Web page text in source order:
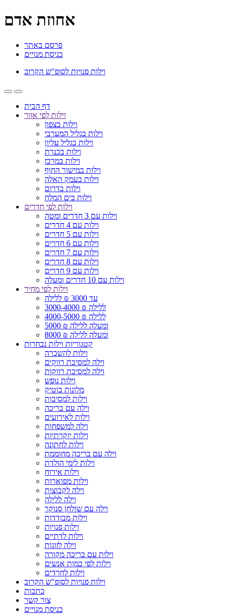
אחוזת אדם
פרסם באתר
כניסת מנויים
וילות פנויות לסופ"ש הקרוב
דף הבית
וילות לפי אזור
וילות בצפון
וילות בגליל המערבי
וילות בגליל עליון
וילות בכנרת
וילות במרכז
וילות במישור החוף
וילות בעמק האלה
וילות בדרום
וילות בים המלח
וילות לפי חדרים
וילות עם 3 חדרים ומטה
וילות עם 4 חדרים
וילות עם 5 חדרים
וילות עם 6 חדרים
וילות עם 7 חדרים
וילות עם 8 חדרים
וילות עם 9 חדרים
וילות עם 10 חדרים ומעלה
וילות לפי מחיר
עד 3000 ₪ ללילה
3000-4000 ₪ ללילה
4000-5000 ₪ ללילה
5000 ₪ ומעלה ללילה
8000 ₪ ומעלה ללילה
קטגוריות וילות נבחרות
וילות להשכרה
וילה למסיבת רווקים
וילה למסיבת רווקות
וילות נופש
מלונות בוטיק
וילות למסיבות
וילה עם בריכה
וילות לאירועים
וילה למשפחות
וילות יוקרתיות
וילות לחתונה
וילה עם בריכה מחוממת
וילות לימי הולדת
וילות אירוח
וילות מפוארות
וילה לקבוצות
וילה ללילה
וילה עם שולחן סנוקר
וילות מבודדות
וילות פנויות
וילות לדתיים
וילה לזוגות
וילות עם בריכה מקורה
וילות לפי כמות אנשים
וילות לחרדים
וילות פנויות לסופ"ש הקרוב
כתבות
צור קשר
כניסת מנויים